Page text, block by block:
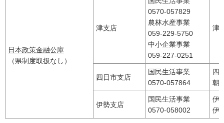
日本政策金融公庫
（県制度取扱なし）
津支店
0570-057829
農林水産事業
059-229-5750
中小企業事業
059-227-0251
津
四日市支店
国民生活事業
0570-057864
四
朝
伊勢支店
国民生活事業
0570-058002
伊
伊